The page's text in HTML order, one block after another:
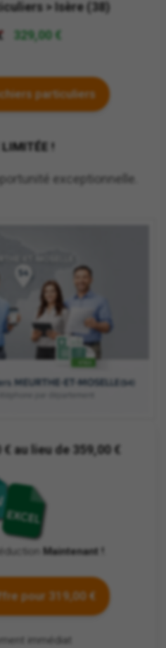
> Isère (38)
329,00 €
particuliers
LIMITÉE !
exceptionnelle.
au lieu de 359,00 €
Maintenant !
pour 319,00 €
immédiat